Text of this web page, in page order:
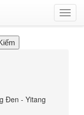
Đen - Yitang